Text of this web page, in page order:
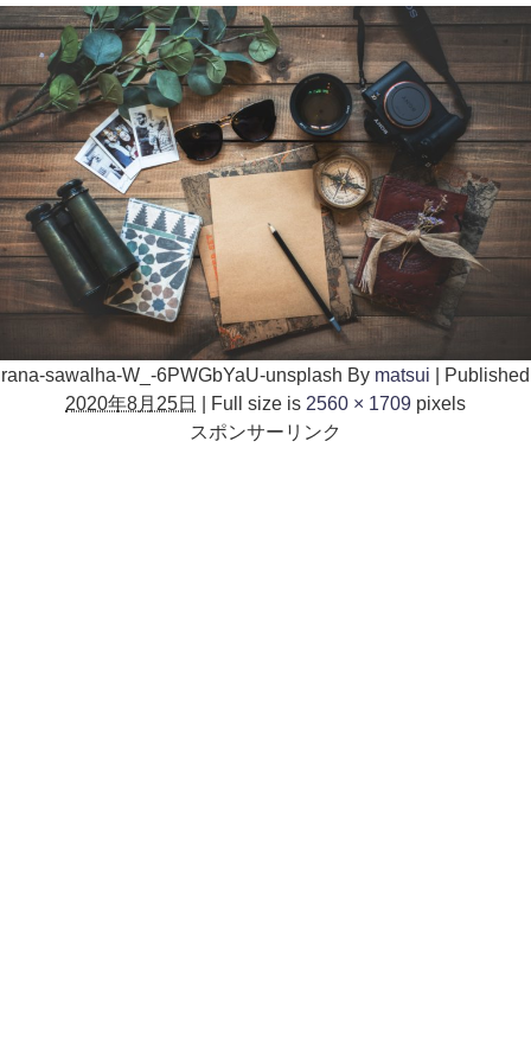
rana-sawalha-W_-6PWGbYaU-unsplash By matsui
Published
2020年8月25日
Full size is 2560 × 1709 pixels
スポンサーリンク